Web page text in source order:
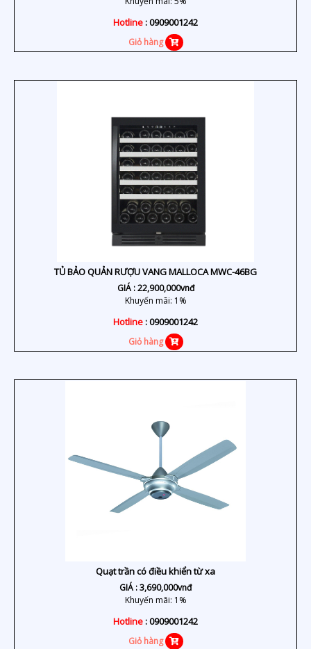
Hotline: 0909001242
Giỏ hàng
TỦ BẢO QUẢN RƯỢU VANG MALLOCA MWC-46BG
GIÁ :22,900,000vnđ
Khuyến mãi: 1%
Hotline: 0909001242
Giỏ hàng
Quạt trần có điều khiển từ xa
GIÁ :3,690,000vnđ
Khuyến mãi: 1%
Hotline: 0909001242
Giỏ hàng